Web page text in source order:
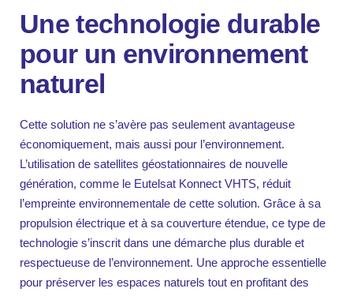
Une technologie durable
pour un environnement
naturel
Cette solution ne s’avère pas seulement avantageuse
économiquement, mais aussi pour l’environnement.
L’utilisation de satellites géostationnaires de nouvelle
génération, comme le Eutelsat Konnect VHTS, réduit
l’empreinte environnementale de cette solution. Grâce à sa
propulsion électrique et à sa couverture étendue, ce type de
technologie s’inscrit dans une démarche plus durable et
respectueuse de l’environnement. Une approche essentielle
pour préserver les espaces naturels tout en profitant des